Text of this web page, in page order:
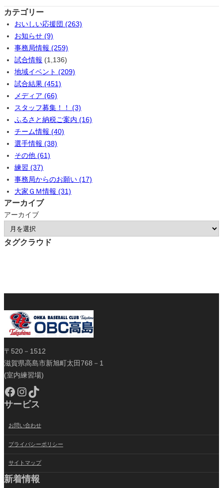
カテゴリー
おいしい応援団 (263)
お知らせ (9)
事務局情報 (259)
試合情報 (1,136)
地域イベント (209)
試合結果 (451)
メディア (66)
スタッフ募集！！ (3)
ふるさと納税ご案内 (16)
チーム情報 (40)
選手情報 (38)
その他 (61)
練習 (37)
事務局からのお願い (17)
大家ＧＭ情報 (31)
アーカイブ
アーカイブ
タグクラウド
〒520－1512
滋賀県高島市新旭町太田768－1
(室内練習場)
Facebook Instagram TikTok
サービス
お問い合わせ
プライバシーポリシー
サイトマップ
新着情報